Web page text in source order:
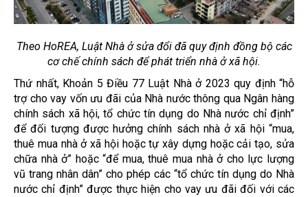
Theo HoREA, Luật Nhà ở sửa đổi đã quy định đồng bộ các
cơ chế chính sách để phát triển nhà ở xã hội.
Thứ nhất, Khoản 5 Điều 77 Luật Nhà ở 2023 quy định “hỗ
trợ cho vay vốn ưu đãi của Nhà nước thông qua Ngân hàng
chính sách xã hội, tổ chức tín dụng do Nhà nước chỉ định”
để đối tượng được hưởng chính sách nhà ở xã hội “mua,
thuê mua nhà ở xã hội hoặc tự xây dựng hoặc cải tạo, sửa
chữa nhà ở” hoặc “để mua, thuê mua nhà ở cho lực lượng
vũ trang nhân dân” cho phép các “tổ chức tín dụng do Nhà
nước chỉ định” được thực hiện cho vay ưu đãi đối với các